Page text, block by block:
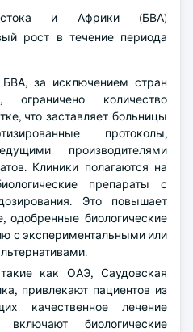
и Африки (БВА)
рост в течение периода
за исключением стран
ограничено количество
что заставляет больницы
протоколы,
производителями
Клиники полагаются на
препараты с
Это повышает
одобренные биологические
с экспериментальными или
как ОАЭ, Саудовская
привлекают пациентов из
качественное лечение
биологические